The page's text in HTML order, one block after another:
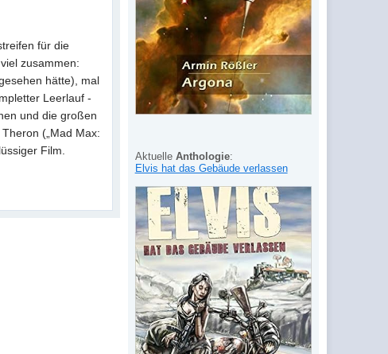
für die
zusammen:
hätte), mal
Leerlauf -
und die großen
(„Mad Max:
Film.
Aktuelle Anthologie:
Elvis hat das Gebäude verlassen